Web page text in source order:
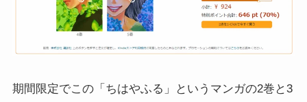
期間限定でこの「ちはやふる」というマンガの2巻と3